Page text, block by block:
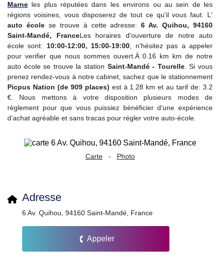
Marne les plus réputées dans les environs ou au sein de les
régions voisines, vous disposerez de tout ce qu'il vous faut. L'
auto écolese trouve à cette adresse:6 Av. Quihou, 94160
Saint-Mandé, FranceLes horaires d'ouverture de notre auto
école sont: 10:00-12:00, 15:00-19:00 , n'hésitez pas a appeler
pour verifier que nous sommes ouvert.À 0.16 km km de notre
auto école se trouve la station Saint-Mandé - Tourelle. Si vous
prenez rendez-vous à notre cabinet, sachez que le stationnement
Picpus Nation (de 909 places) est à 1.28 km et au tarif de: 3.2
€. Nous mettons à votre disposition plusieurs modes de
règlement pour que vous puissiez bénéficier d'une expérience
d'achat agréable et sans tracas pour régler votre auto-école.
Carte - Photo
Adresse
6 Av. Quihou, 94160 Saint-Mandé, France
Appeler